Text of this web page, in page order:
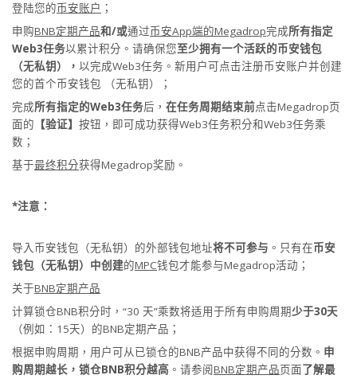
登陆您的币安账户 ；
申购BNB定期产品和/或通过币安App端的Megadrop完成所有指定
Web3任务以累计积分。请确保您至少拥有一个活跃的币安钱包
（无私钥）
， 以完成Web3任务。新用户可点击注册币安账户并创建
您的首个币安钱包 （无私钥）
；
完成所有指定的Web3任务后， 在任务周期结束前点击Megadrop页
面的 【验证】 按钮，即可成功获得Web3任务积分和Web3任务乘
数；
基于最终积分获得Megadrop奖励。
*注意：
导入币安钱包（无私钥）的外部钱包地址将不可参与 。只有在币安
钱包（无私钥）中创建的MPC钱包才能参与Megadrop活动；
关于BNB定期产品
计算锁仓BNB积分时，“30 天”乘数将适用于所有申购周期少于30天
（例如：15天）的BNB定期产品；
根据申购周期，用户可从已锁仓的BNB产品中获得不同的分数。 申
购周期越长，锁仓BNB积分越高 。请参阅BNB定期产品页面了解最